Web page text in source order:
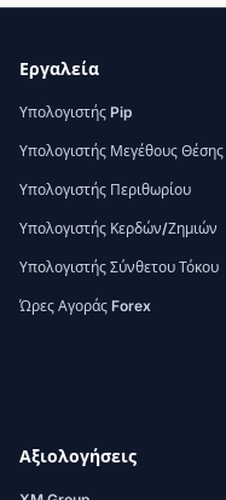
Εργαλεία
Υπολογιστής Pip
Υπολογιστής Μεγέθους Θέσης
Υπολογιστής Περιθωρίου
Υπολογιστής Κερδών/Ζημιών
Υπολογιστής Σύνθετου Τόκου
Ώρες Αγοράς Forex
Αξιολογήσεις